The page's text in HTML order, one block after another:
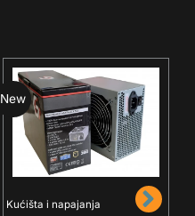
New
Kućišta i napajanja